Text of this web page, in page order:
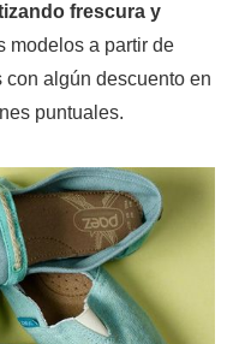
frescura y
modelos a partir de
algún descuento en
puntuales.